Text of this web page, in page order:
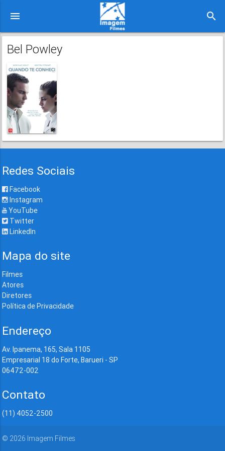
menu search
Bel Powley
Redes Sociais
Facebook
Instagram
YouTube
Twitter
LinkedIn
Mapa do site
Filmes
Atores
Diretores
Política de Privacidade
Endereço
Av. Ipanema, 165, Sala 1105
Empresarial 18 do Forte, Barueri - SP
06472-002
Contato
(11) 4052-2500
© 2026 Imagem Filmes